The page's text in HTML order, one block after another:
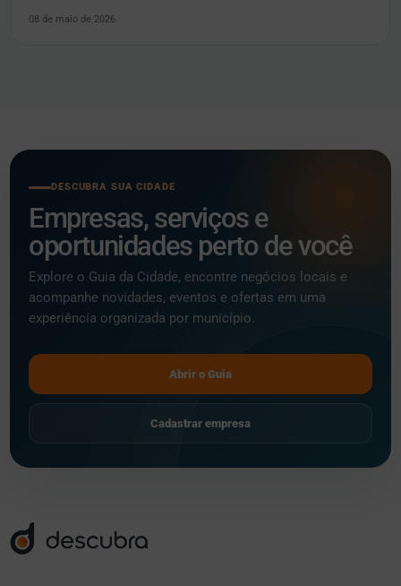
08 de maio de 2026
DESCUBRA SUA CIDADE
Empresas, serviços e
oportunidades perto de você
Explore o Guia da Cidade, encontre negócios locais e
acompanhe novidades, eventos e ofertas em uma
experiência organizada por município.
Abrir o Guia
Cadastrar empresa